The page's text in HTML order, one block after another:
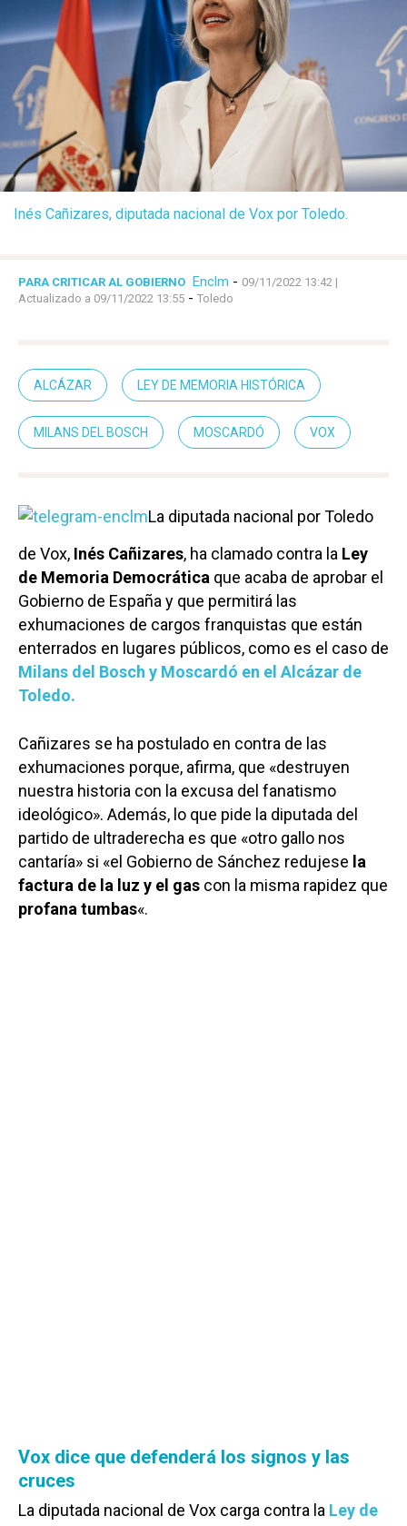
Inés Cañizares, diputada nacional de Vox por Toledo.
PARA CRITICAR AL GOBIERNO Enclm - 09/11/2022 13:42 |
Actualizado a 09/11/2022 13:55 - Toledo
ALCÁZAR LEY DE MEMORIA HISTÓRICA
MILANS DEL BOSCH MOSCARDÓ VOX
La diputada nacional por Toledo
de Vox, Inés Cañizares, ha clamado contra la Ley
de Memoria Democrática que acaba de aprobar el
Gobierno de España y que permitirá las
exhumaciones de cargos franquistas que están
enterrados en lugares públicos, como es el caso de
Milans del Bosch y Moscardó en el Alcázar de
Toledo.
Cañizares se ha postulado en contra de las
exhumaciones porque, afirma, que «destruyen
nuestra historia con la excusa del fanatismo
ideológico». Además, lo que pide la diputada del
partido de ultraderecha es que «otro gallo nos
cantaría» si «el Gobierno de Sánchez redujese la
factura de la luz y el gas con la misma rapidez que
profana tumbas«.
Vox dice que defenderá los signos y las
cruces
La diputada nacional de Vox carga contra la Ley de